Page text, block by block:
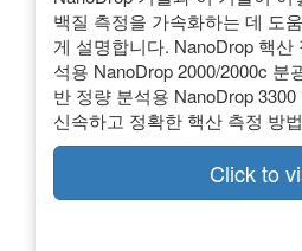
백질 측정을 가속화하는 데 도
게 설명합니다. NanoDrop 핵
석용 NanoDrop 2000/2000c 분
반 정량 분석용 NanoDrop
신속하고 정확한 핵산 측정 방
Click to